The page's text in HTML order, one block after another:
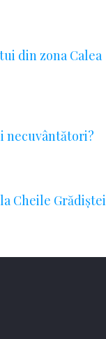
din zona Calea
necuvântători?
Cheile Grădiştei